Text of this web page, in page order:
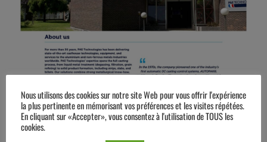
Nous utilisons des cookies sur notre site Web pour vous offrir l'expérience
la plus pertinente en mémorisant vos préférences et les visites répétées.
En cliquant sur «Accepter», vous consentez à l'utilisation de TOUS les
cookies.